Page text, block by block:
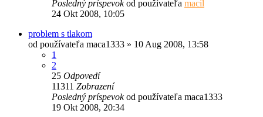
Posledný príspevokod používateľa macil
24 Okt 2008, 10:05
problem s tlakom
od používateľa maca1333 » 10 Aug 2008, 13:58
1
2
25 Odpovedí
11311 Zobrazení
Posledný príspevokod používateľa maca1333
19 Okt 2008, 20:34